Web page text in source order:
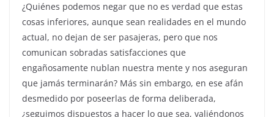
¿Quiénes podemos negar que no es verdad que estas
cosas inferiores, aunque sean realidades en el mundo
actual, no dejan de ser pasajeras, pero que nos
comunican sobradas satisfacciones que
engañosamente nublan nuestra mente y nos aseguran
que jamás terminarán? Más sin embargo, en ese afán
desmedido por poseerlas de forma deliberada,
¿seguimos dispuestos a hacer lo que sea, valiéndonos